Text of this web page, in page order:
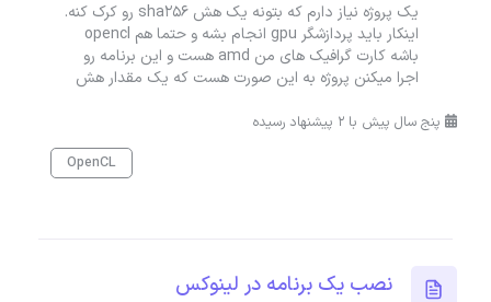
یک پروژه نیاز دارم که بتونه یک هش sha256 رو کرک کنه.
اینکار باید پردازشگر gpu انجام بشه و حتما هم opencl
باشه کارت گرافیک های من amd هست و این برنامه رو
اجرا میکنن پروژه به این صورت هست که یک مقدار هش
پنج سال پیش با 2 پیشنهاد رسیده
OpenCL
نصب یک برنامه در لینوکس